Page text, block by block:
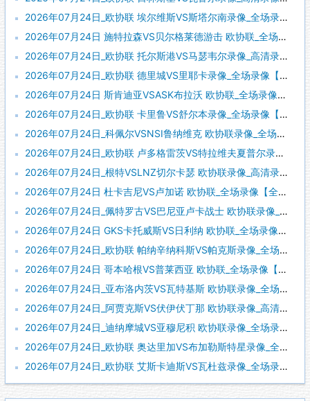
2026年07月24日_欧协联 埃尔维斯VS斯塔尔南录像_全场录像【全场回放】
2026年07月24日 施特拉森VS贝尔格莱德游击 欧协联_全场录像【全场回放】
2026年07月24日_欧协联 托尔斯港VS马瑟韦尔录像_高清录像【全场回放】
2026年07月24日_欧协联 德里城VS里耶卡录像_全场录像【高清回放】
2026年07月24日 斯肯迪亚VSASK布拉沃 欧协联_全场录像【全场回放】
2026年07月24日_欧协联 卡里鲁VS舒尔本录像_全场录像【高清回放】
2026年07月24日_科佩尔VSNSI鲁纳维克 欧协联录像_全场录像【视频集锦】
2026年07月24日_欧协联 卢多格雷茨VS特拉维夫夏普尔录像_高清录像【全场回放】
2026年07月24日_根特VSLNZ切尔卡瑟 欧协联录像_高清录像【全场回放】
2026年07月24日 杜卡吉尼VS卢加诺 欧协联_全场录像【全场回放】
2026年07月24日_佩特罗古VS巴尼亚卢卡战士 欧协联录像_全场录像【全场回放】
2026年07月24日 GKS卡托威斯VS日利纳 欧协联_全场录像【视频集锦】
2026年07月24日_欧协联 帕纳辛纳科斯VS帕克斯录像_全场录像【高清回放】
2026年07月24日 哥本哈根VS普莱西亚 欧协联_全场录像【视频集锦】
2026年07月24日_亚布洛内茨VS瓦特基斯 欧协联录像_全场录像【视频集锦】
2026年07月24日_阿贾克斯VS伏伊伏丁那 欧协联录像_高清录像【全场回放】
2026年07月24日_迪纳摩城VS亚穆尼积 欧协联录像_全场录像【高清回放】
2026年07月24日_欧协联 奥达里加VS布加勒斯特星录像_全场录像【高清回放】
2026年07月24日_欧协联 艾斯卡迪斯VS瓦杜兹录像_全场录像【视频集锦】